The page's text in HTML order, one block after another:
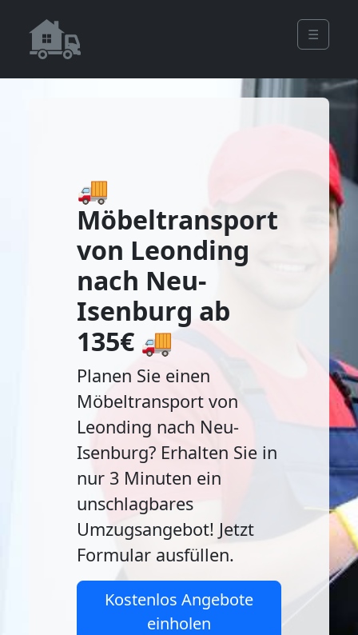
☰
🚚
Möbeltransport
von Leonding
nach Neu-
Isenburg ab
135€ 🚚
Planen Sie einen
Möbeltransport von
Leonding nach Neu-
Isenburg? Erhalten Sie in
nur 3 Minuten ein
unschlagbares
Umzugsangebot! Jetzt
Formular ausfüllen.
Kostenlos Angebote
einholen